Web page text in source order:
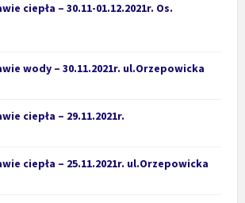
ciepła – 30.11-01.12.2021r. Os.
wody – 30.11.2021r. ul.Orzepowicka
ciepła – 29.11.2021r.
ciepła – 25.11.2021r. ul.Orzepowicka